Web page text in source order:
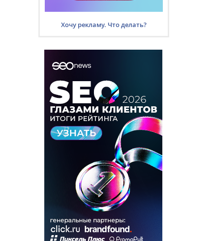
Хочу рекламу. Что делать?